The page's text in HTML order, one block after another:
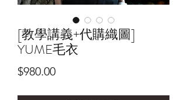
[教學講義+代購織圖]
YUME毛衣
$980.00價